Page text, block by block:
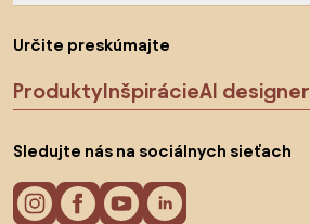
Určite preskúmajte
ProduktyInšpirácieAI designer
Sledujte nás na sociálnych sieťach